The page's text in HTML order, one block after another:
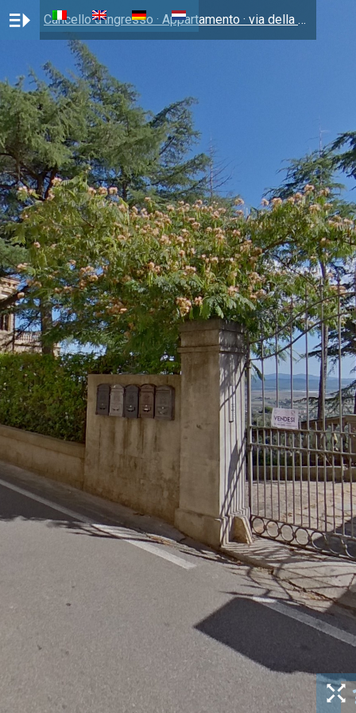
Cancello d'ingresso · Appartamento · via della Libertà 22 · Campiglia Marittima (LI) · 295.000 € · li-39